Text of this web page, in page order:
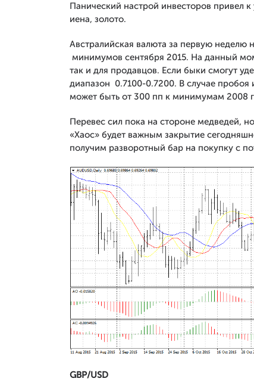
Панический настрой инвесторов привел к
иена, золото.
Австралийская валюта за первую неделю
минимумов сентября 2015. На данный
так и для продавцов. Если быки смогут
диапазон 0.7100-0.7200. В случае
может быть от 300 пп к минимумам 2008
Перевес сил пока на стороне медведей,
«Хаос» будет важным закрытие
получим разворотный бар на покупку с
GBP/USD